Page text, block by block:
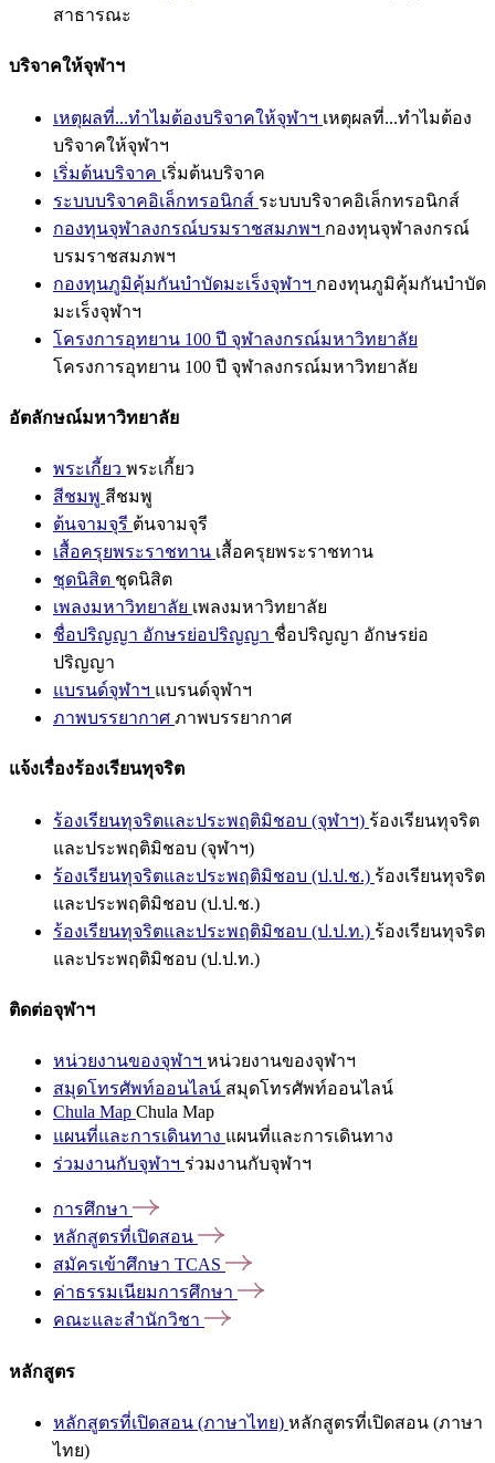
สาธารณะ
บริจาคให้จุฬาฯ
เหตุผลที่...ทำไมต้องบริจาคให้จุฬาฯ เหตุผลที่...ทำไมต้อง
บริจาคให้จุฬาฯ
เริ่มต้นบริจาค เริ่มต้นบริจาค
ระบบบริจาคอิเล็กทรอนิกส์ ระบบบริจาคอิเล็กทรอนิกส์
กองทุนจุฬาลงกรณ์บรมราชสมภพฯ กองทุนจุฬาลงกรณ์
บรมราชสมภพฯ
กองทุนภูมิคุ้มกันบำบัดมะเร็งจุฬาฯ กองทุนภูมิคุ้มกันบำบัด
มะเร็งจุฬาฯ
โครงการอุทยาน 100 ปี จุฬาลงกรณ์มหาวิทยาลัย
โครงการอุทยาน 100 ปี จุฬาลงกรณ์มหาวิทยาลัย
อัตลักษณ์มหาวิทยาลัย
พระเกี้ยว พระเกี้ยว
สีชมพู สีชมพู
ต้นจามจุรี ต้นจามจุรี
เสื้อครุยพระราชทาน เสื้อครุยพระราชทาน
ชุดนิสิต ชุดนิสิต
เพลงมหาวิทยาลัย เพลงมหาวิทยาลัย
ชื่อปริญญา อักษรย่อปริญญา ชื่อปริญญา อักษรย่อ
ปริญญา
แบรนด์จุฬาฯ แบรนด์จุฬาฯ
ภาพบรรยากาศ ภาพบรรยากาศ
แจ้งเรื่องร้องเรียนทุจริต
ร้องเรียนทุจริตและประพฤติมิชอบ (จุฬาฯ) ร้องเรียนทุจริต
และประพฤติมิชอบ (จุฬาฯ)
ร้องเรียนทุจริตและประพฤติมิชอบ (ป.ป.ช.) ร้องเรียนทุจริต
และประพฤติมิชอบ (ป.ป.ช.)
ร้องเรียนทุจริตและประพฤติมิชอบ (ป.ป.ท.) ร้องเรียนทุจริต
และประพฤติมิชอบ (ป.ป.ท.)
ติดต่อจุฬาฯ
หน่วยงานของจุฬาฯ หน่วยงานของจุฬาฯ
สมุดโทรศัพท์ออนไลน์ สมุดโทรศัพท์ออนไลน์
Chula Map Chula Map
แผนที่และการเดินทาง แผนที่และการเดินทาง
ร่วมงานกับจุฬาฯ ร่วมงานกับจุฬาฯ
การศึกษา
หลักสูตรที่เปิดสอน
สมัครเข้าศึกษา TCAS
ค่าธรรมเนียมการศึกษา
คณะและสำนักวิชา
หลักสูตร
หลักสูตรที่เปิดสอน (ภาษาไทย) หลักสูตรที่เปิดสอน (ภาษา
ไทย)